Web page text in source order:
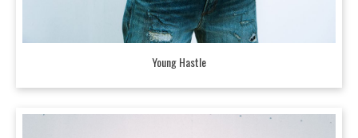
Young Hastle